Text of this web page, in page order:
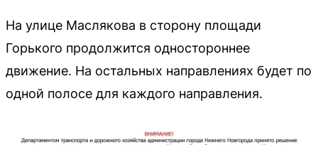
На улице Маслякова в сторону площади
Горького продолжится одностороннее
движение. На остальных направлениях будет по
одной полосе для каждого направления.